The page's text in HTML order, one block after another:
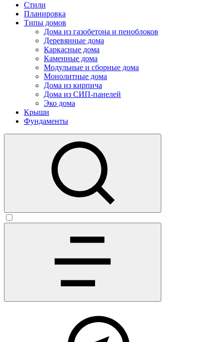
Стили
Планировка
Типы домов
Дома из газобетона и пеноблоков
Деревянные дома
Каркасные дома
Каменные дома
Модульные и сборные дома
Монолитные дома
Дома из кирпича
Дома из СИП-панелей
Эко дома
Крыши
Фундаменты